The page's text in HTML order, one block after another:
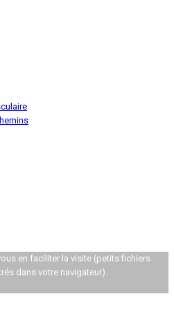
en faciliter la visite (petits fichiers
dans votre navigateur).